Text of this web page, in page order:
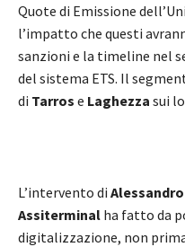
Quote di Emissione
l’impatto che questi
sanzioni e la timeline nel
del sistema ETS. Il
di Tarros e Laghezza sui
L’intervento di
Assiterminal ha fatto da
digitalizzazione, non